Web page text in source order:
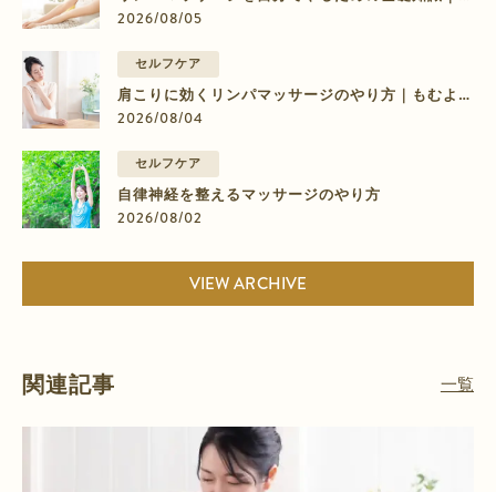
のむくみに効く9ステップ
2026/08/05
セルフケア
肩こりに効くリンパマッサージのやり方｜もむより
流すマッサージの4ステップ
2026/08/04
セルフケア
自律神経を整えるマッサージのやり方
2026/08/02
VIEW ARCHIVE
関連記事 一覧